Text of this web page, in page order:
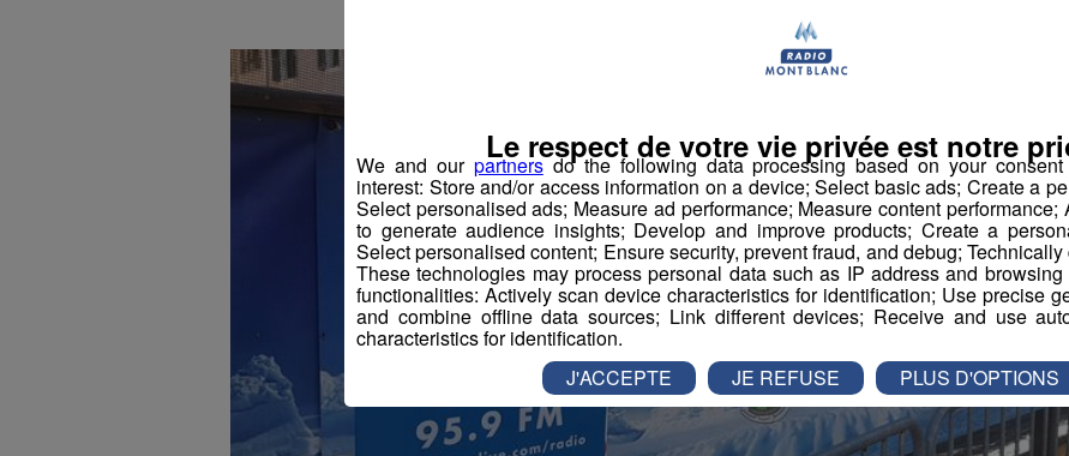
We and our partnersdo the following data processing based on your consent
interest: Store and/or access information on a device; Select basic ads; Create a
Select personalised ads; Measure ad performance; Measure content performance;
to generate audience insights; Develop and improve products; Create a
Select personalised content; Ensure security, prevent fraud, and debug;
These technologies may process personal data such as IP address and
functionalities: Actively scan device characteristics for identification; Use precise
and combine offline data sources; Link different devices; Receive and use
characteristics for identification.
Le respect de votre vie privée est notre
J'ACCEPTE JE REFUSE PLUS D'OPTIONS